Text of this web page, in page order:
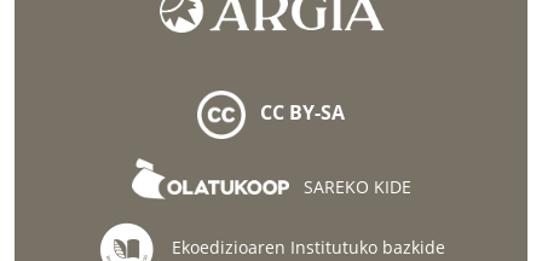
CC BY-SA
SAREKO KIDE
Ekoedizioaren Institutuko bazkide